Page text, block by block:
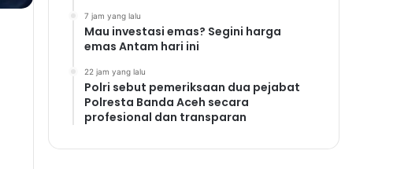
7 jam yang lalu
Mau investasi emas? Segini harga
emas Antam hari ini
22 jam yang lalu
Polri sebut pemeriksaan dua pejabat
Polresta Banda Aceh secara
profesional dan transparan